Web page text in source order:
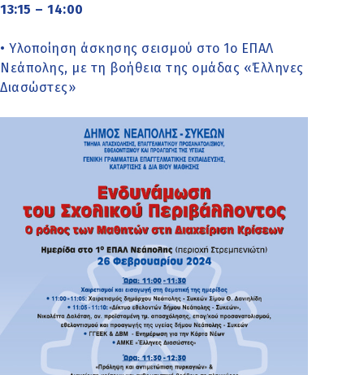
13:15 – 14:00
• Υλοποίηση άσκησης σεισμού στο 1ο ΕΠΑΛ
Νεάπολης, με τη βοήθεια της ομάδας «Έλληνες
Διασώστες»